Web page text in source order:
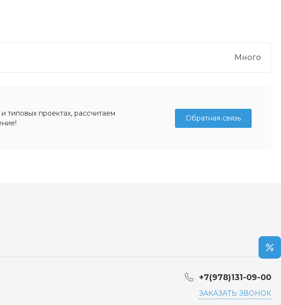
Много
типовых проектах, рассчитаем
Обратная связь
+7(978)131-09-00
ЗАКАЗАТЬ ЗВОНОК